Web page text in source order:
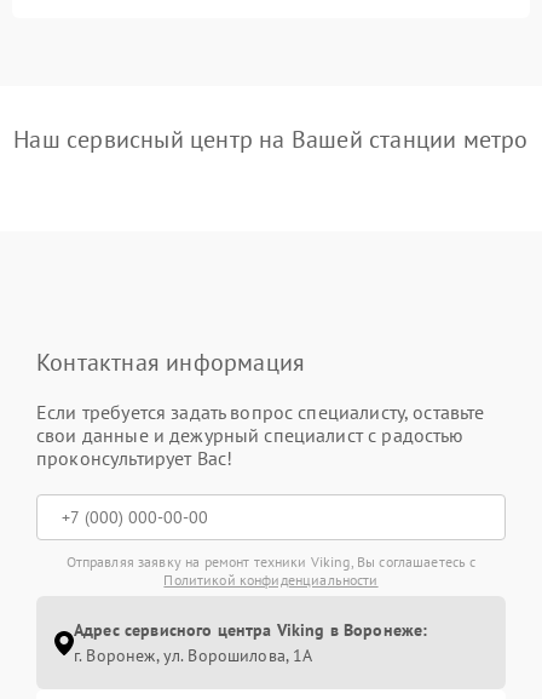
Наш сервисный центр на Вашей станции метро
Контактная информация
Если требуется задать вопрос специалисту, оставьте
свои данные и дежурный специалист с радостью
проконсультирует Вас!
Отправляя заявку на ремонт техники Viking, Вы соглашаетесь с
Политикой конфиденциальности
Адрес сервисного центра Viking в Воронеже:
г. Воронеж, ул. Ворошилова, 1А